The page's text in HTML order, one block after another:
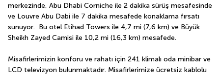
merkezinde, Abu Dhabi Corniche ile 2 dakika sürüş mesafesinde
ve Louvre Abu Dabi ile 7 dakika mesafede konaklama fırsatı
sunuyor.  Bu otel Etihad Towers ile 4,7 mi (7,6 km) ve Büyük
Sheikh Zayed Camisi ile 10,2 mi (16,3 km) mesafede.
Misafirlerimizin konforu ve rahatı için 241 klimalı oda minibar ve
LCD televizyon bulunmaktadır. Misafirlerimize ücretsiz kablolu